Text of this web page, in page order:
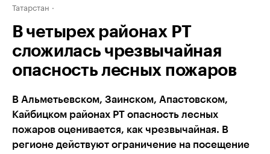
Татарстан
В четырех районах РТ
сложилась чрезвычайная
опасность лесных пожаров
В Альметьевском, Заинском, Апастовском,
Кайбицком районах РТ опасность лесных
пожаров оценивается, как чрезвычайная. В
регионе действуют ограничение на посещение